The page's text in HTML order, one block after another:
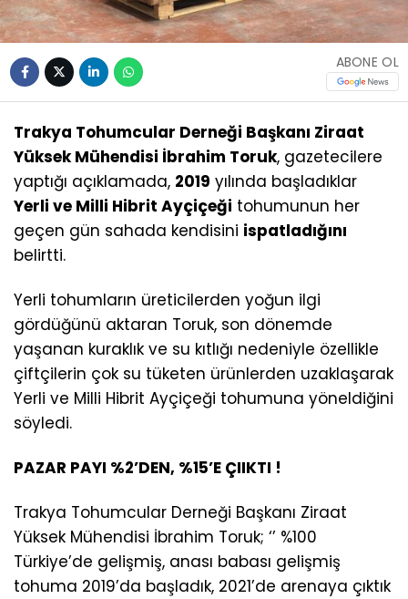
ABONE OL
Trakya Tohumcular Derneği Başkanı Ziraat
Yüksek Mühendisi İbrahim Toruk, gazetecilere
yaptığı açıklamada, 2019 yılında başladıklar
Yerli ve Milli Hibrit Ayçiçeği tohumunun her
geçen gün sahada kendisini ispatladığını
belirtti.
Yerli tohumların üreticilerden yoğun ilgi
gördüğünü aktaran Toruk, son dönemde
yaşanan kuraklık ve su kıtlığı nedeniyle özellikle
çiftçilerin çok su tüketen ürünlerden uzaklaşarak
Yerli ve Milli Hibrit Ayçiçeği tohumuna yöneldiğini
söyledi.
PAZAR PAYI %2’DEN, %15’E ÇIIKTI !
Trakya Tohumcular Derneği Başkanı Ziraat
Yüksek Mühendisi İbrahim Toruk; ‘’ %100
Türkiye’de gelişmiş, anası babası gelişmiş
tohuma 2019’da başladık, 2021’de arenaya çıktık